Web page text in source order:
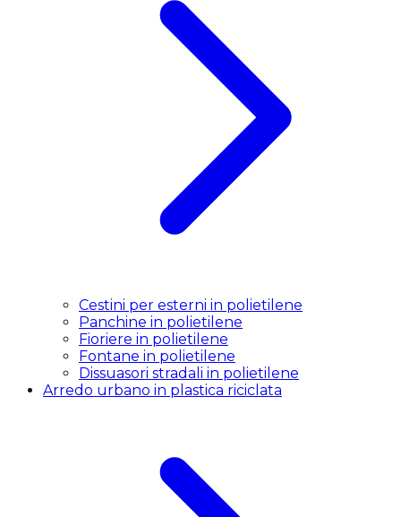
Cestini per esterni in polietilene
Panchine in polietilene
Fioriere in polietilene
Fontane in polietilene
Dissuasori stradali in polietilene
Arredo urbano in plastica riciclata